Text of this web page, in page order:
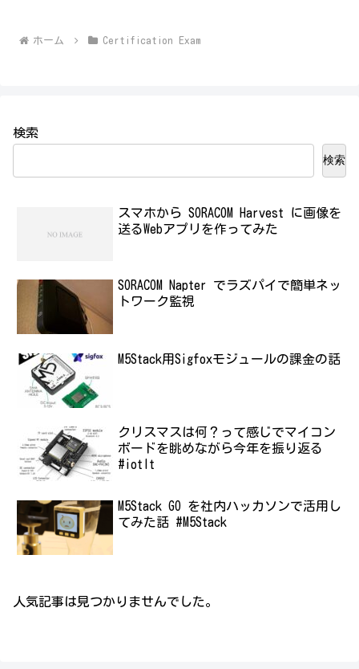
ホーム Certification Exam
検索
検索
スマホから SORACOM Harvest に画像を
送るWebアプリを作ってみた
SORACOM Napter でラズパイで簡単ネッ
トワーク監視
M5Stack用Sigfoxモジュールの課金の話
クリスマスは何？って感じでマイコン
ボードを眺めながら今年を振り返る
#iotlt
M5Stack GO を社内ハッカソンで活用し
てみた話 #M5Stack
人気記事は見つかりませんでした。